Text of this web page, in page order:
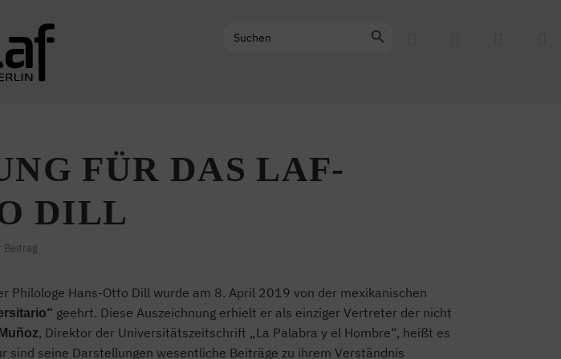
for:
FÜR DAS LAF-
DILL
Beitrag
Philologe Hans-Otto Dill wurde am 8. April 2019 von der mexikanischen
geehrt. Diese Auszeichnung erhielt er als einziger Vertreter der nicht
, Direktor der Universitätszeitschrift „La Palabra y el Hombre“, heißt es
seine Darstellungen wesentliche Beiträge zu ihrem Verständnis